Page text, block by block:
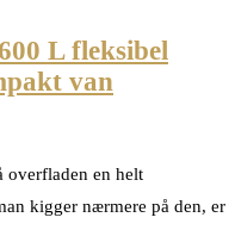
L fleksibel
van
overfladen en helt
kigger nærmere på den, er